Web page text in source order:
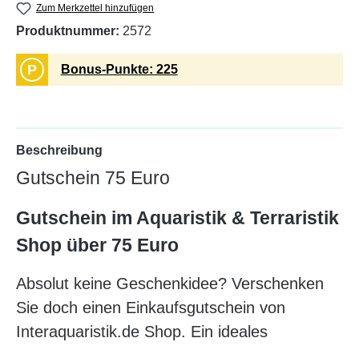
Zum Merkzettel hinzufügen
Produktnummer: 2572
P Bonus-Punkte: 225
Beschreibung
Gutschein 75 Euro
Gutschein im Aquaristik & Terraristik
Shop über 75 Euro
Absolut keine Geschenkidee? Verschenken
Sie doch einen Einkaufsgutschein von
Interaquaristik.de Shop. Ein ideales